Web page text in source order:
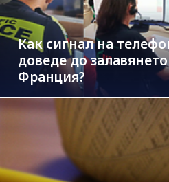
Как сигнал на
доведе до
Франция?